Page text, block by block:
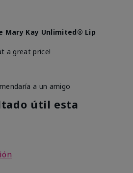
Mary Kay Unlimited® Lip
a great price!
a un amigo
útil esta